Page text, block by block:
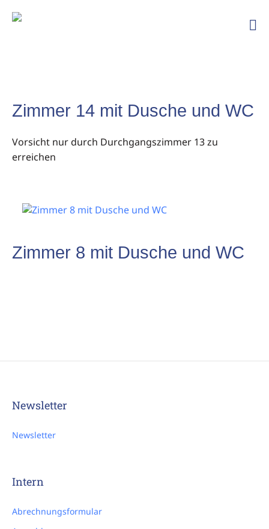
Zimmer 14 mit Dusche und WC
Vorsicht nur durch Durchgangszimmer 13 zu
erreichen
Zimmer 8 mit Dusche und WC
Newsletter
Newsletter
Intern
Abrechnungsformular